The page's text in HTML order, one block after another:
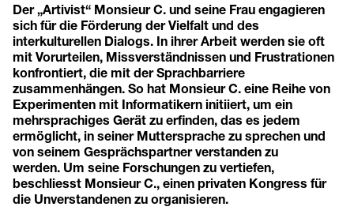
Der „Artivist“ Monsieur C. und seine Frau engagieren
sich für die Förderung der Vielfalt und des
interkulturellen Dialogs. In ihrer Arbeit werden sie oft
mit Vorurteilen, Missverständnissen und Frustrationen
konfrontiert, die mit der Sprachbarriere
zusammenhängen. So hat Monsieur C. eine Reihe von
Experimenten mit Informatikern initiiert, um ein
mehrsprachiges Gerät zu erfinden, das es jedem
ermöglicht, in seiner Muttersprache zu sprechen und
von seinem Gesprächspartner verstanden zu
werden. Um seine Forschungen zu vertiefen,
beschliesst Monsieur C., einen privaten Kongress für
die Unverstandenen zu organisieren.